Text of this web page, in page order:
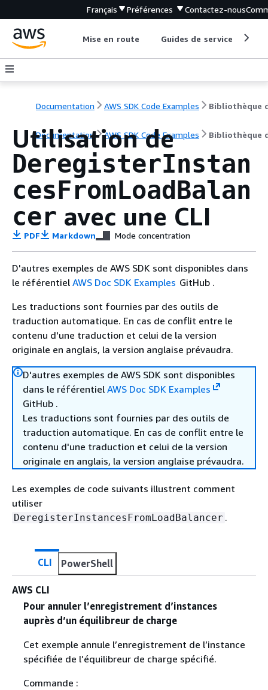
Français Préférences Contactez-nous
Mise en route Guides de service
Documentation AWS SDK Code Examples
Documentation AWS SDK Code Examples Bibliothèque
Utilisation de
DeregisterInstan
cesFromLoadBalan
cer avec une CLI
PDF Markdown Mode concentration
D'autres exemples de AWS SDK sont disponibles dans
le référentiel AWS Doc SDK Examples GitHub .
Les traductions sont fournies par des outils de
traduction automatique. En cas de conflit entre le
contenu d'une traduction et celui de la version
originale en anglais, la version anglaise prévaudra.
D'autres exemples de AWS SDK sont disponibles
dans le référentiel AWS Doc SDK Examples
GitHub .
Les traductions sont fournies par des outils de
traduction automatique. En cas de conflit entre le
contenu d'une traduction et celui de la version
originale en anglais, la version anglaise prévaudra.
Les exemples de code suivants illustrent comment
utiliser
DeregisterInstancesFromLoadBalancer .
CLI PowerShell
AWS CLI
Pour annuler l’enregistrement d’instances
auprès d’un équilibreur de charge
Cet exemple annule l’enregistrement de l’instance
spécifiée de l’équilibreur de charge spécifié.
Commande :